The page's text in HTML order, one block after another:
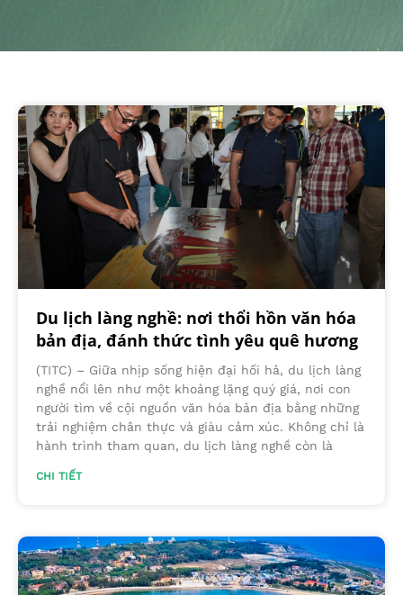
Du lịch làng nghề: nơi thổi hồn văn hóa
bản địa, đánh thức tình yêu quê hương
(TITC) – Giữa nhịp sống hiện đại hối hả, du lịch làng
nghề nổi lên như một khoảng lặng quý giá, nơi con
người tìm về cội nguồn văn hóa bản địa bằng những
trải nghiệm chân thực và giàu cảm xúc. Không chỉ là
hành trình tham quan, du lịch làng nghề còn là
CHI TIẾT